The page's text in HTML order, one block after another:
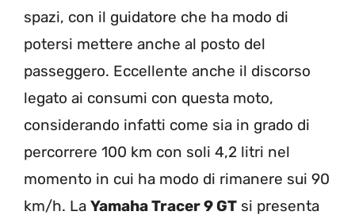
spazi, con il guidatore che ha modo di
potersi mettere anche al posto del
passeggero. Eccellente anche il discorso
legato ai consumi con questa moto,
considerando infatti come sia in grado di
percorrere 100 km con soli 4,2 litri nel
momento in cui ha modo di rimanere sui 90
km/h. La Yamaha Tracer 9 GT si presenta